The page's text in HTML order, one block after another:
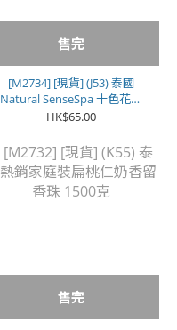
售完
[M2734] [現貨] (J53) 泰國
Natural SenseSpa 十色花通
淋巴按摩油 500ml
HK$65.00
售完